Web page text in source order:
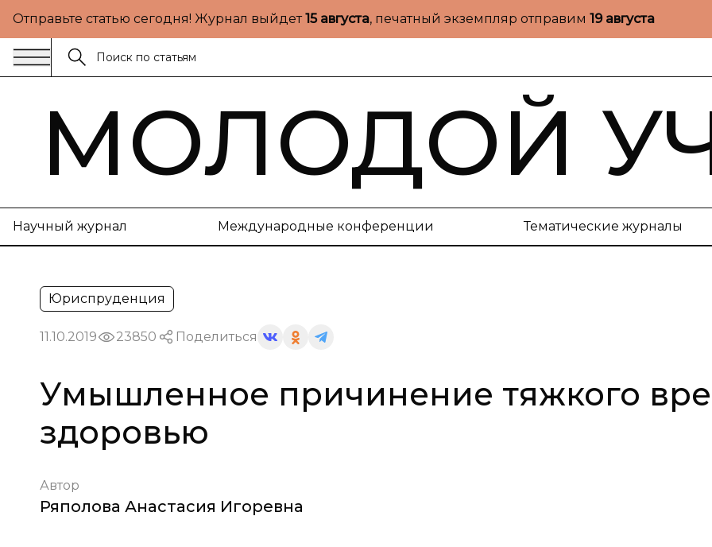
Отправьте статью сегодня! Журнал выйдет15 августа, печатный экземпляр отправим 19 августа
МОЛОДОЙ
Научный журнал Международные конференции Тематические журналы
Юриспруденция
11.10.2019 23850 Поделиться
Умышленное причинение тяжкого
здоровью
Автор
Ряполова Анастасия Игоревна